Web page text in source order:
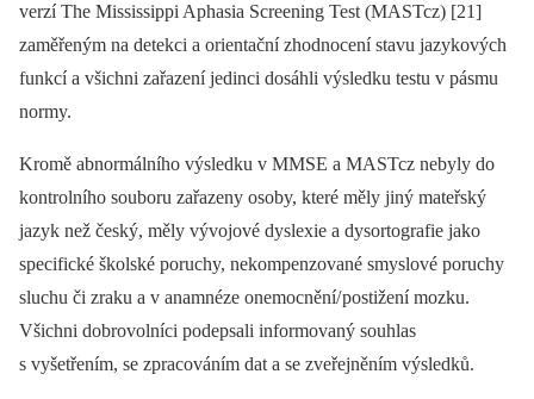
verzí The Mississippi Aphasia Screening Test (MASTcz) [21]
zaměřeným na detekci a orientační zhodnocení stavu jazykových
funkcí a všichni zařazení jedinci dosáhli výsledku testu v pásmu
normy.
Kromě abnormálního výsledku v MMSE a MASTcz nebyly do
kontrolního souboru zařazeny osoby, které měly jiný mateřský
jazyk než český, měly vývojové dyslexie a dysortografie jako
specifické školské poruchy, nekompenzované smyslové poruchy
sluchu či zraku a v anamnéze onemocnění/ postižení mozku.
Všichni dobrovolníci podepsali informovaný souhlas
s vyšetřením, se zpracováním dat a se zveřejněním výsledků.